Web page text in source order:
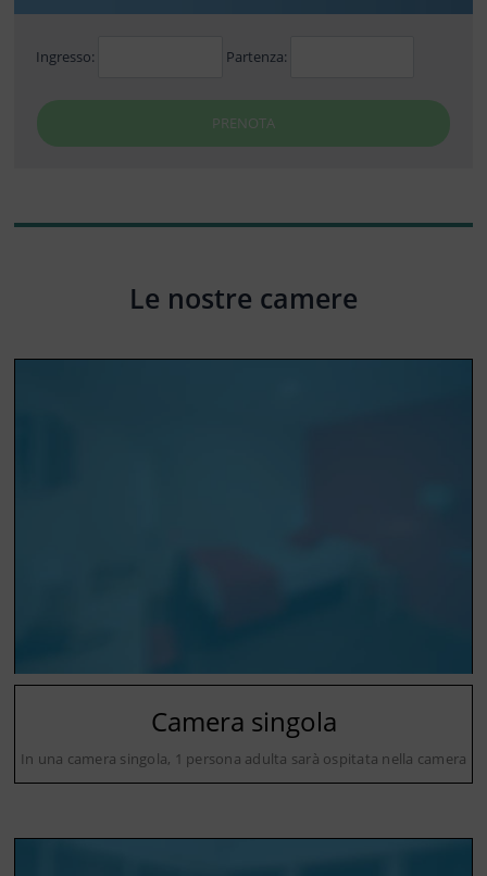
Ingresso: Partenza:
PRENOTA
Le nostre camere
Camera singola
In una camera singola, 1 persona adulta sarà ospitata nella camera